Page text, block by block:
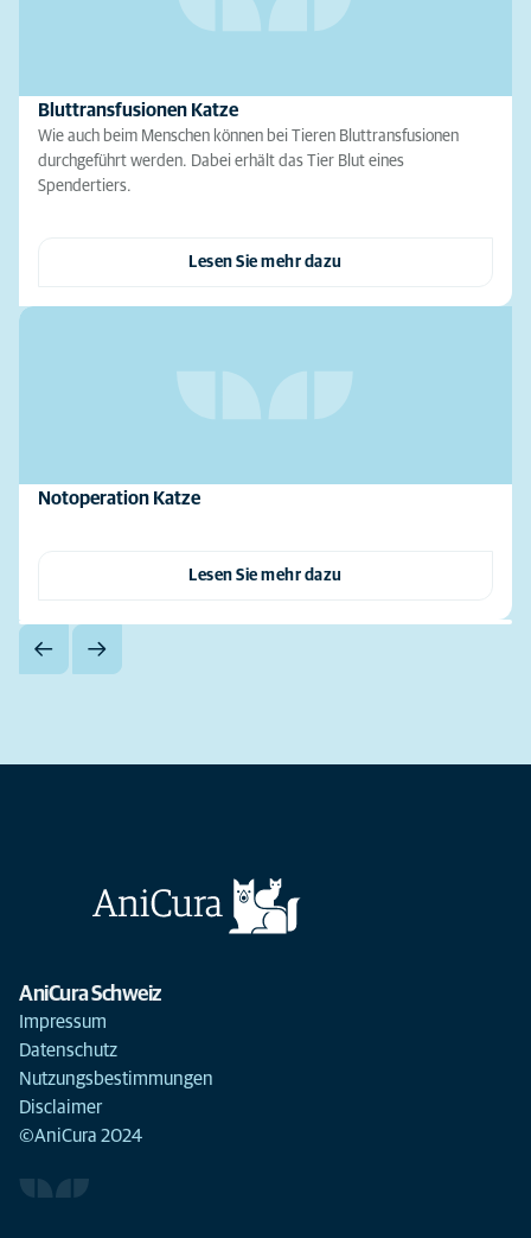
Bluttransfusionen Katze
Wie auch beim Menschen können bei Tieren Bluttransfusionen
durchgeführt werden. Dabei erhält das Tier Blut eines
Spendertiers.
Lesen Sie mehr dazu
Notoperation Katze
Lesen Sie mehr dazu
AniCura Schweiz
Impressum
Datenschutz
Nutzungsbestimmungen
Disclaimer
©AniCura 2024